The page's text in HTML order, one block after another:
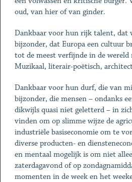
oud, van hier of van ginder.
Dankbaar voor hun rijk talent, dat
bijzonder, dat Europa een cultuur
tot de meest verfijnde in de wereld
Muzikaal, literair-poëtisch,
Dankbaar voor hun durf, die van
bijzonder, die mensen – ondanks
dikwijls quasi niet geletterd – in
vinden om op slimme wijze de
industriële basiseconomie om te
diverse producten- en
en mentaal mogelijk is om niet
zaterdagavond of op
momenten in de week en het